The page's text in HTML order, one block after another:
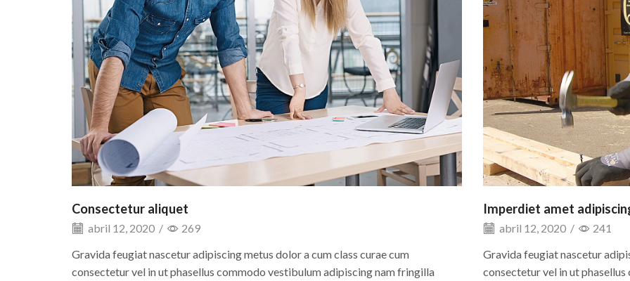
Consectetur aliquet
abril 12, 2020 /
269
Gravida feugiat nascetur adipiscing metus dolor a cum class curae cum
consectetur vel in ut phasellus commodo vestibulum adipiscing nam fringilla
Imperdiet amet
abril 12, 2020 /
241
Gravida feugiat nascetur
consectetur vel in ut